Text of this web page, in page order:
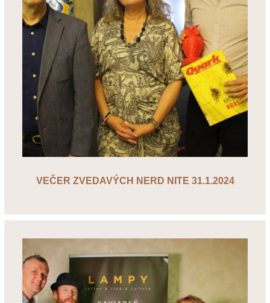
VEČER ZVEDAVÝCH NERD NITE 31.1.2024